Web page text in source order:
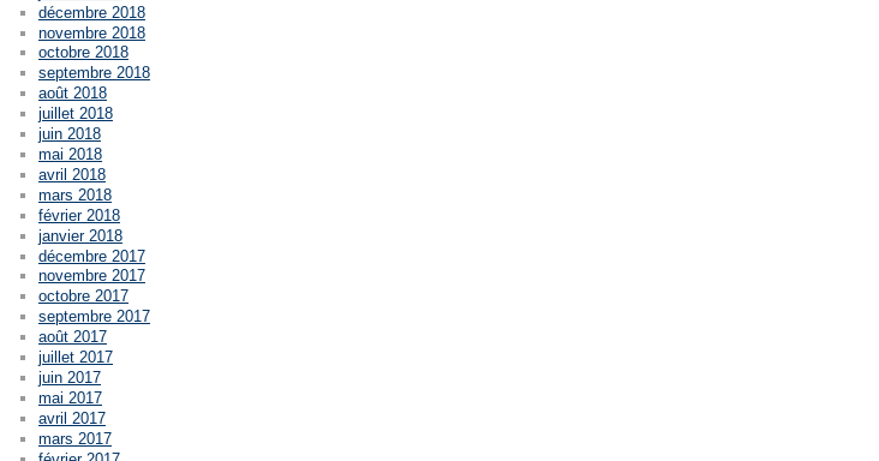
décembre 2018
novembre 2018
octobre 2018
septembre 2018
août 2018
juillet 2018
juin 2018
mai 2018
avril 2018
mars 2018
février 2018
janvier 2018
décembre 2017
novembre 2017
octobre 2017
septembre 2017
août 2017
juillet 2017
juin 2017
mai 2017
avril 2017
mars 2017